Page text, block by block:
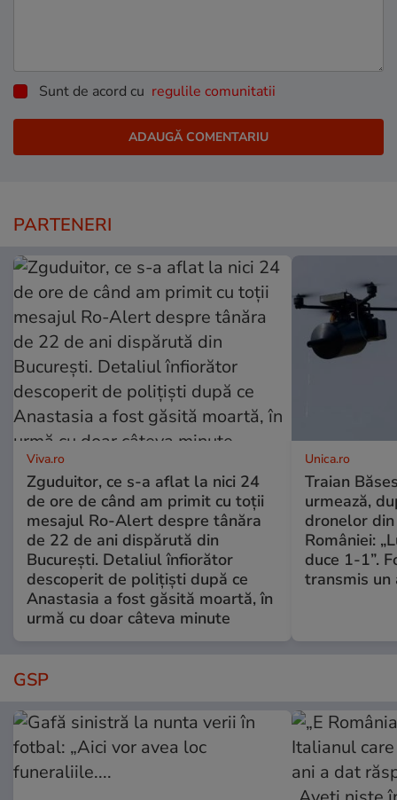
Sunt de acord cu regulile comunitatii
PARTENERI
Viva.ro
Zguduitor, ce s-a aflat la nici 24
de ore de când am primit cu toții
mesajul Ro-Alert despre tânăra
de 22 de ani dispărută din
București. Detaliul înfiorător
descoperit de polițiști după ce
Anastasia a fost găsită moartă, în
urmă cu doar câteva minute
Unica.ro
Traian
urmează,
dronelor
României:
duce 1-1”.
transmis un
GSP